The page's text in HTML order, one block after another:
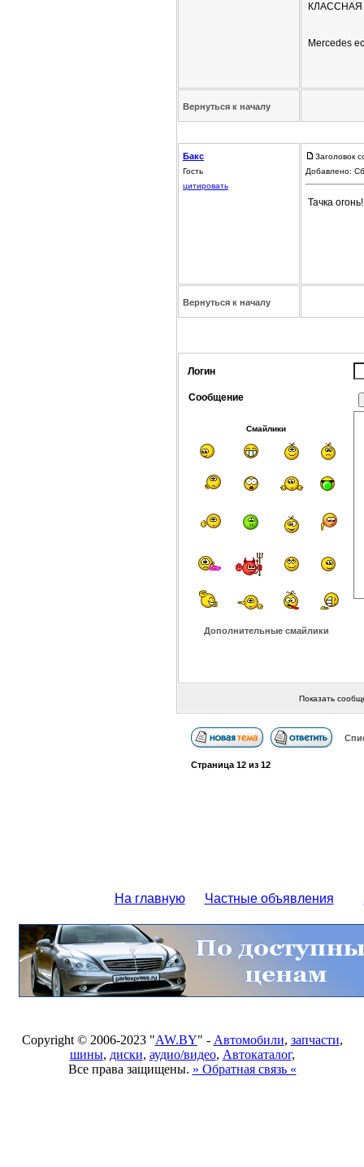
Mercedes
Вернуться к началу
Бакс
Гость
цитировать
Заголовок
Добавлено:
Тачка огонь!
Вернуться к началу
Логин
Сообщение
Смайлики
Дополнительные смайлики
Показать
Страница 12из 12
На главную Частные объявления
Copyright © 2006-2023 "AW.BY" - Автомобили, запчасти,
шины, диски, аудио/видео, Автокаталог,
Все права защищены. » Обратная связь «